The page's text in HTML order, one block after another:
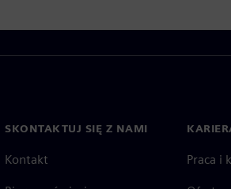
SKONTAKTUJ SIĘ Z NAMI
Kontakt Praca i